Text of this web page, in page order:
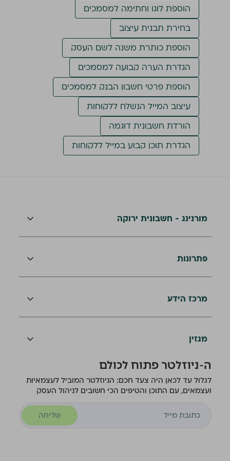
הוספת לוגו וחתימה למסמכים
בחירת תבנית עיצוב
הוספת כותרת משנה לשם העסק
הגדרת הערה קבועה למסמכים
הוספת פרטי חשבון הבנק למסמכים
עיצוב המייל הנשלח ללקוחות
הורדת חשבונית דוגמה
הגדרת תוכן קבוע במייל ללקוחות
מורנינג - חשבונית ירוקה
פתרונות
מרכז הידע
מגזין
ה-ניוזלטר פתוח לכולם
לגלול עד לכאן היה צעד חכם: הניוזלטר המוביל לעצמאיות
ועצמאים, עם התוכן והטיפים הכי חשובים לניהול העסק
שליחה